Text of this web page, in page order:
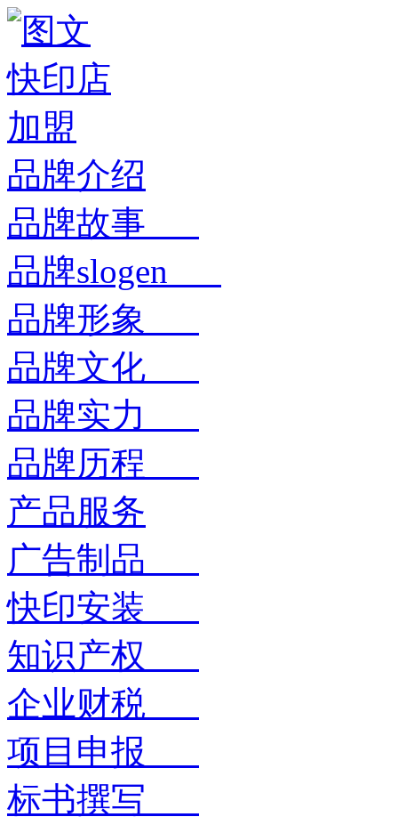
品牌介绍
品牌故事
品牌slogen
品牌形象
品牌文化
品牌实力
品牌历程
产品服务
广告制品
快印安装
知识产权
企业财税
项目申报
标书撰写